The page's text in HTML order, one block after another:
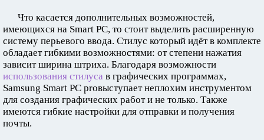
Что касается дополнительных возможностей,
имеющихся на Smart PC, то стоит выделить расширенную
систему перьевого ввода. Стилус который идёт в комплекте
обладает гибкими возможностями: от степени нажатия
зависит ширина штриха. Благодаря возможности
использования стилуса в графических программах,
Samsung Smart PC proвыступает неплохим инструментом
для создания графических работ и не только. Также
имеются гибкие настройки для отправки и получения
почты.